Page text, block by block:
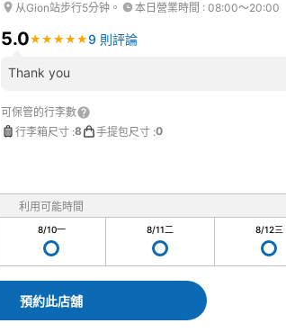
从Gion站步行5分钟。 本日營業時間 : 08:00〜20:00
5.0★ ★ ★ ★ ★
★ ★ ★ ★ ★9 則評論
Thank you
可保管的行李數
行李箱尺寸 :8 手提包尺寸 :0
利用可能時間
8/10一 8/11二 8/12三
預約此店舖